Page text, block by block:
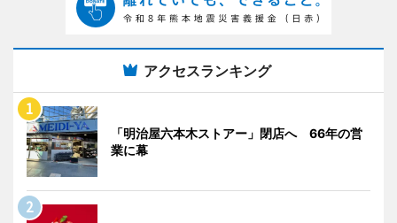
アクセスランキング
「明治屋六本木ストアー」閉店へ 66年の営
業に幕